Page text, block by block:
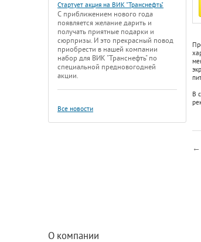
Стартует акция на ВИК "Транснефть"
С приближением нового года
появляется желание дарить и
получать приятные подарки и
сюрпризы. И это прекрасный повод
приобрести в нашей компании
набор для ВИК "Транснефть" по
специальной предновогодней
акции.
Все новости
В
←
О компании